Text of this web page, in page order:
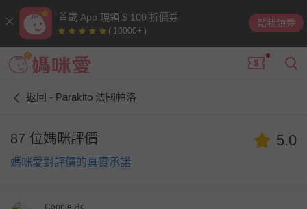
首載 App 現領 $ 100 折價券
( 10000+ )
點我領券
返回 - Parakito 法國帕洛
87 位媽咪評價
媽咪愛對評價的真實承諾
5.0
Connie Ho